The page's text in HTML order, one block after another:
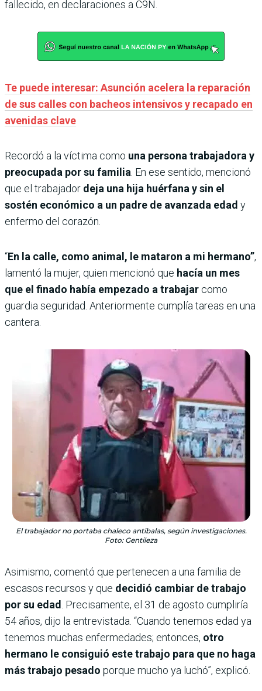
fallecido, en declaraciones a C9N.
Te puede interesar: Asunción acelera la reparación
de sus calles con bacheos intensivos y recapado en
avenidas clave
Recordó a la víctima como una persona trabajadora y
preocupada por su familia. En ese sentido, mencionó
que el trabajador deja una hija huérfana y sin el
sostén económico a un padre de avanzada edad y
enfermo del corazón.
“En la calle, como animal, le mataron a mi hermano”,
lamentó la mujer, quien mencionó que hacía un mes
que el finado había empezado a trabajar como
guardia seguridad. Anteriormente cumplía tareas en una
cantera.
El trabajador no portaba chaleco antibalas, según investigaciones.
Foto: Gentileza
Asimismo, comentó que pertenecen a una familia de
escasos recursos y que decidió cambiar de trabajo
por su edad. Precisamente, el 31 de agosto cumpliría
54 años, dijo la entrevistada. “Cuando tenemos edad ya
tenemos muchas enfermedades; entonces, otro
hermano le consiguió este trabajo para que no haga
más trabajo pesado porque mucho ya luchó”, explicó.